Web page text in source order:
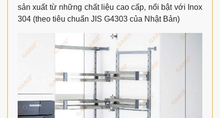
sản xuất từ những chất liệu cao cấp, nổi bật với Inox
304 (theo tiêu chuẩn JIS G4303 của Nhật Bản)